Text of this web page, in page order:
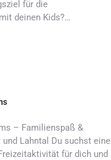
für die
deinen Kids?…
– Familienspaß &
Lahntal Du suchst eine
für dich und